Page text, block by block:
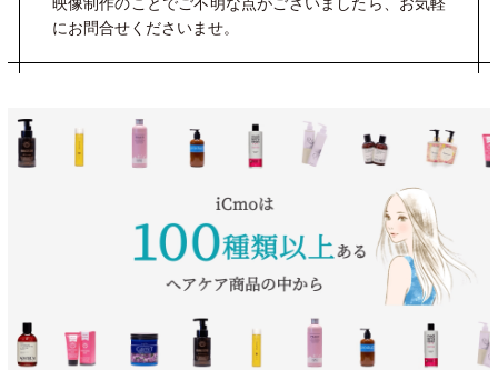
映像制作のことでご不明な点がございましたら、お気軽
にお問合せくださいませ。